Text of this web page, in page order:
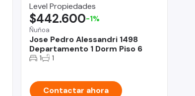
Level Propiedades
Ñuñoa
Jose Pedro Alessandri 1498
Departamento 1 Dorm Piso 6
$442.600-1%
1 1
Contactar ahora